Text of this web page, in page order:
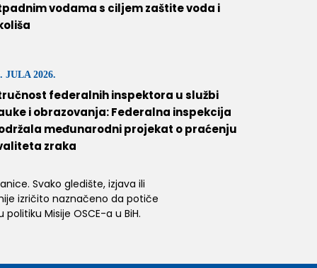
Svako gledište, izjava ili
izričito naznačeno da potiče
Misije OSCE-a u BiH.
vodama s ciljem zaštite voda i
JULA 2026.
federalnih inspektora u službi
i obrazovanja: Federalna inspekcija
međunarodni projekat o praćenju
zraka